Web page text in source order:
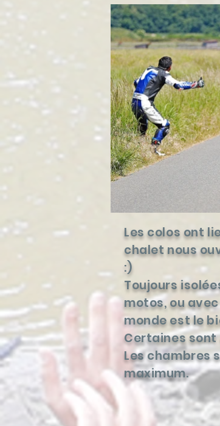
Les colos ont
chalet nous
:)
Toujours
motos, ou
monde est le
Certaines sont
Les chambres
maximum.